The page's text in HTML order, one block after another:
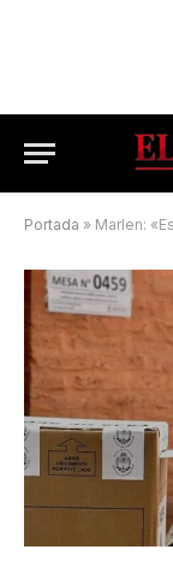
Portada » Marlen: